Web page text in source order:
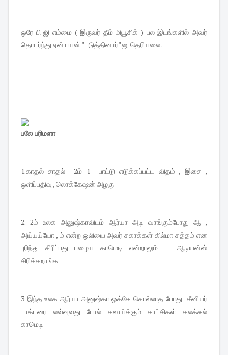
ஒரே பி ஜி எம்மை ( இருவர் தீம் மியூசிக் ) பல இடங்களில் அவர்
தொடர்ந்து ஏன் பயன் ”படுத்தினார்”னு தெரியலை .
பலே பரிமளா
1.காதல் சாதல் 2ம் 1 பாட்டு எடுக்கப்பட்ட விதம் , இசை ,
ஒளிப்பதிவு , லொக்கேஷன் அழகு
2. 2ம் உலக அனுஷ்காவிடம் ஆர்யா அடி வாங்கும்போது ஆ ,
அய்யய்யோ , ம் என்ற ஒலியை அவர் சகாக்கள் கில்மா சத்தம் என
புரிந்து சிரிப்பது பழைய காமெடி என்றாலும் ஆடியன்ஸ்
சிரிக்கறாங்க
3 இந்த உலக ஆர்யா அனுஷ்கா ஓக்கே சொல்லாத போது சீனியர்
டாக்டரை லவ்வுவது போல் கலாய்க்கும் காட்சிகள் கலக்கல்
காமெடி